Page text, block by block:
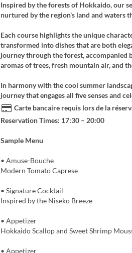
Inspired by the forests of Hokkaido, our
nurtured by the region's land and waters
Each course highlights the unique
transformed into dishes that are both
journey through the forest, accompanied
aromas of trees, fresh mountain air, and
In harmony with the cool summer
journey that engages all five senses and
Carte bancaire requis lors de la
Reservation Times: 17:30 – 20:00
Sample Menu
• Amuse-Bouche
Modern Tomato Caprese
• Signature Cocktail
Inspired by the Niseko Breeze
• Appetizer
Hokkaido Scallop and Sweet Shrimp
• Appetizer